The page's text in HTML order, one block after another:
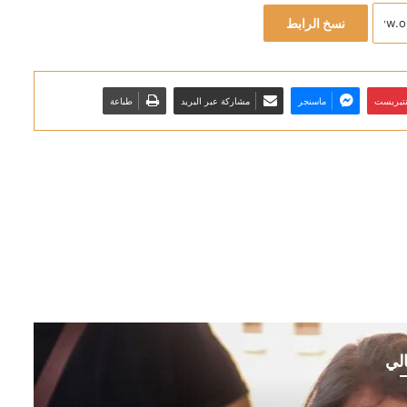
نسخ الرابط
ماسنجر مشاركة عبر البريد طباعة